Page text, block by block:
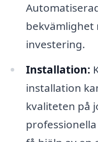
bekvämlighet
investering.
Installation:
installation
kvaliteten på